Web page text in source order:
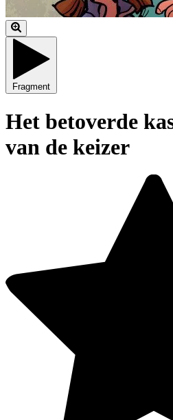
Fragment
Het betoverde
van de keizer